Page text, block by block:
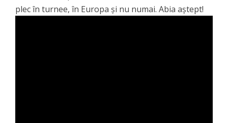
plec în turnee, în Europa și nu numai. Abia aștept!